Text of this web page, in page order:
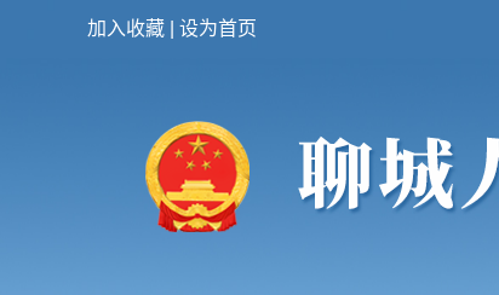
加入收藏 设为首页